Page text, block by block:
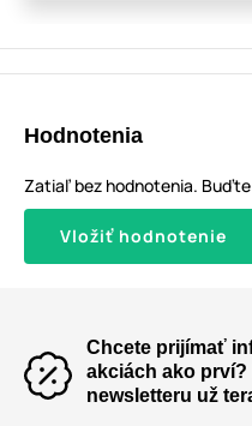
Hodnotenia
Zatiaľ bez hodnotenia. Buďte
Vložiť hodnotenie
Chcete prijímať
akciách ako
newsletteru už